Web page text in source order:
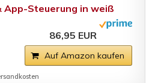
App-Steuerung in weiß
86,95 EUR
Auf Amazon kaufen